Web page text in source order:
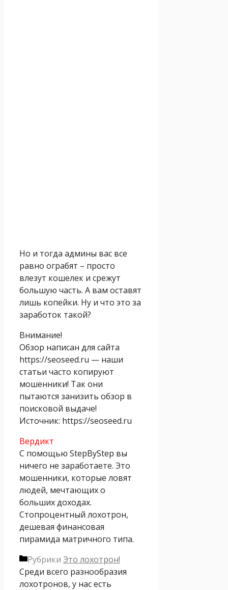
Но и тогда админы вас все
равно ограбят – просто
влезут кошелек и срежут
большую часть. А вам оставят
лишь копейки. Ну и что это за
заработок такой?
Внимание!
Обзор написан для сайта
https://seoseed.ru — наши
статьи часто копируют
мошенники! Так они
пытаются занизить обзор в
поисковой выдаче!
Источник: https://seoseed.ru
Вердикт
С помощью StepByStep вы
ничего не заработаете. Это
мошенники, которые ловят
людей, мечтающих о
больших доходах.
Стопроцентный лохотрон,
дешевая финансовая
пирамида матричного типа.
Рубрики Это лохотрон!
Среди всего разнообразия
лохотронов, у нас есть